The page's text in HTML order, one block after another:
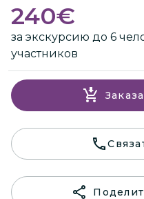
240€
за экскурсию до 6
участников